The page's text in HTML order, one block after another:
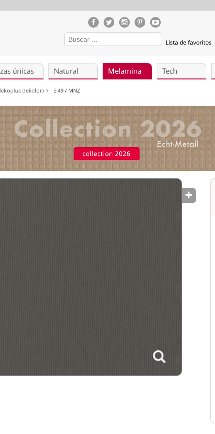
Lista de favoritos
únicas Natural Melamina Tech
dekolor) E 49 / MNZ